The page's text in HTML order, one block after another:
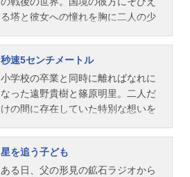
ールで連絡をとりあうが、リシテア
更に太陽系の深淵に向かうにつれ
て、メールの電波の往復にかかる時
間は開いていく。ノボルはミカコか
らのメールだけを心待ちにしている
自身に苛立ちつつも、日常生活を送
態劇場版アニメスケジュール2002年
2月2日（土）キャストノボル：鈴木
千尋ミカコ：武藤寿美スタッフ監
る塔と彼女への憧れを胸に二人の少
は、いつかの放課後に交わした約束
の場所に立つことができるのか…。
作品名雲のむこう、約束の場所放送
形態劇場版アニメスケジュール2004
年11月20日（土）キャストヒロキ：
南里侑香岡部：石塚運昇冨澤：井上
和彦マキ：水野理紗有坂：木内秀信
水野理佳：中川里江スタッフ原作・
秒速5センチメートル
小学校の卒業と同時に離ればなれに
なった遠野貴樹と篠原明里。二人だ
けの間に存在していた特別な想いを
んなある日、大雪の降るなか、つい
に貴樹は明里に会いに行く……。貴
樹と明里の再会の日を描いた「桜花
星を追う子ども
ある日、父の形見の鉱石ラジオから